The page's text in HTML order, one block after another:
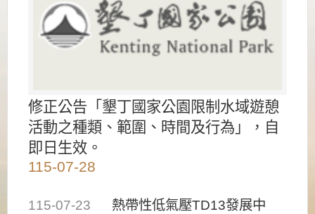
修正公告「墾丁國家公園限制水域遊憩
活動之種類、範圍、時間及行為」，自
即日生效。
115-07-28
115-07-23
熱帶性低氣壓TD13發展中